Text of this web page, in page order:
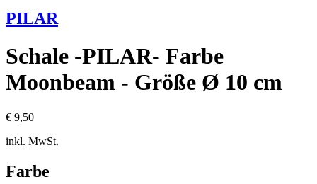
PILAR
Schale -PILAR- Farbe
Moonbeam - Größe Ø 10 cm
€ 9,50
inkl. MwSt.
Farbe